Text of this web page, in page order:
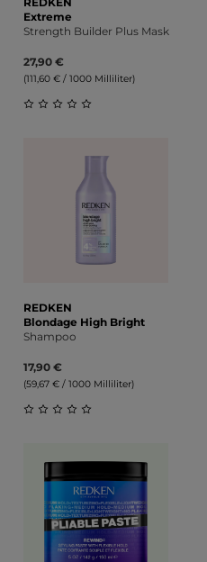
Extreme
Strength Builder Plus Mask
27,90 €
(111,60 € / 1000 Milliliter)
REDKEN
Blondage High Bright
Shampoo
17,90 €
(59,67 € / 1000 Milliliter)